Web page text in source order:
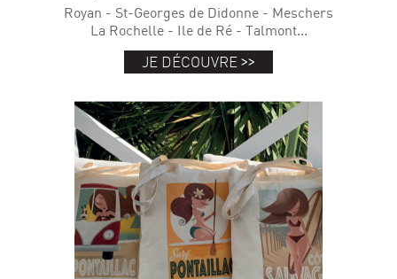
Royan - St-Georges de Didonne - Meschers
La Rochelle - Ile de Ré - Talmont...
JE DÉCOUVRE >>